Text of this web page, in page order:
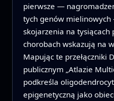
pierwsze —
tych genów
skojarzenia na tysiącach
chorobach wskazują na
Mapując te przełączniki
publicznym „Atlazie
podkreśla
epigenetyczną jako